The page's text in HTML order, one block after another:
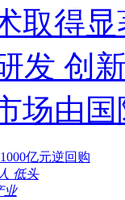
取得
发 创
场由
1000亿元逆回购
低头
业